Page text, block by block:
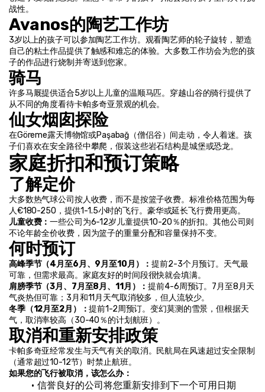
战性。
Avanos的陶艺工作坊
3岁以上的孩子可以参加陶艺工作坊。观看陶艺师的轮子旋转，塑造
自己的粘土作品提供了触感和难忘的体验。大多数工作坊会为您的孩
子的作品进行烧制并寄送到您家。
骑马
许多马厩提供适合5岁以上儿童的温顺马匹。穿越山谷的骑行提供了
从不同的角度看待卡帕多奇亚景观的机会。
仙女烟囱探险
在Göreme露天博物馆或Paşabağ（僧侣谷）间走动，令人着迷。孩
子们喜欢在安全路径中攀爬，假装这些岩石结构是城堡或恐龙。
家庭折扣和预订策略
了解定价
大多数热气球公司按人收费，而不是按篮子收费。标准价格范围为每
人€180-250，提供1-1.5小时的飞行。豪华或延长飞行费用更高。
儿童收费：一些公司为6-12岁儿童提供10-20％的折扣。其他公司则
不论年龄全价收费，因为篮子的重量分配和容量保持不变。
何时预订
高峰季节（4月至6月、9月至10月）：提前2-3个月预订。天气最
可靠，但需求最高。家庭友好的时间段很快就会填满。
肩膀季节（3月、7月至8月、11月）：提前4-6周预订。7月至8月天
气炎热但可靠；3月和11月天气取消较多，但人流较少。
冬季（12月至2月）：提前1-2周预订。变幻莫测的雪景，但根据天
气，取消率较高（30-40％的计划航班）。
取消和重新安排政策
卡帕多奇亚经常发生与天气有关的取消。民航局在风速超过安全限制
（通常超过10-12节）时禁止航班。
如果您的飞行被取消，该怎么办：
信誉良好的公司将您重新安排到下一个可用日期